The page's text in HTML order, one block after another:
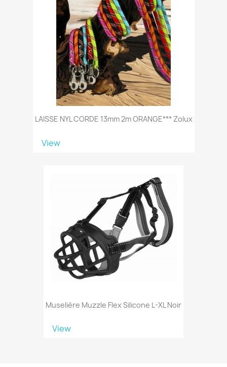
LAISSE NYL CORDE 13mm 2m ORANGE*** Zolux
View
Muselière Muzzle Flex Silicone L-XL Noir
View